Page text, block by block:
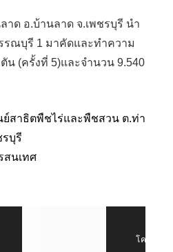
ด อ.บ้านลาด จ.เพชรบุรี นำ
รณบุรี 1 มาคัดและทำความ
น (ครั้งที่ 5)และจำนวน 9.540
ย์สาธิตพืชไร่และพืชสวน ต.ท่า
บุรี
สนเทศ
โครงการ